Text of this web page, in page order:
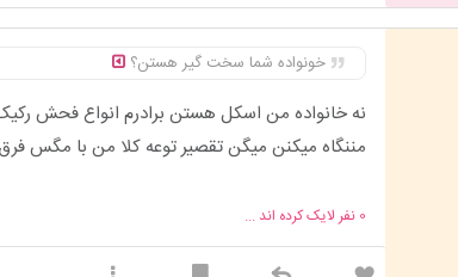
خونواده شما سخت گیر هستن؟
نه خانواده من اسکل هستن برادرم انواع فحش
مننگاه میکنن میگن تقصیر توعه کلا من با مگس
0 نفر لایک کرده اند ...